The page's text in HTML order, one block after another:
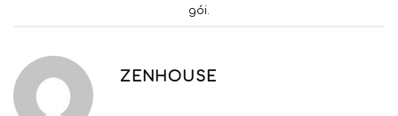
gói
ZENHOUSE